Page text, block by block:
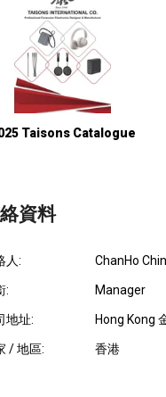
Taisons Catalogue
資料
人: ChanHo
: Manager
地址: Hong Kong
/ 地區: 香港